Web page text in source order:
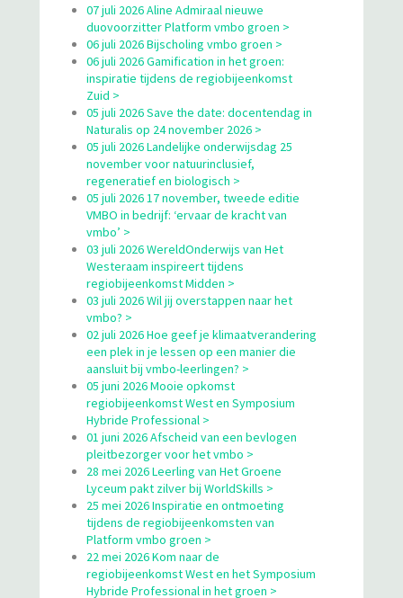
07 juli 2026 Aline Admiraal nieuwe
duovoorzitter Platform vmbo groen >
06 juli 2026 Bijscholing vmbo groen >
06 juli 2026 Gamification in het groen:
inspiratie tijdens de regiobijeenkomst
Zuid >
05 juli 2026 Save the date: docentendag in
Naturalis op 24 november 2026 >
05 juli 2026 Landelijke onderwijsdag 25
november voor natuurinclusief,
regeneratief en biologisch >
05 juli 2026 17 november, tweede editie
VMBO in bedrijf: ‘ervaar de kracht van
vmbo’ >
03 juli 2026 WereldOnderwijs van Het
Westeraam inspireert tijdens
regiobijeenkomst Midden >
03 juli 2026 Wil jij overstappen naar het
vmbo? >
02 juli 2026 Hoe geef je klimaatverandering
een plek in je lessen op een manier die
aansluit bij vmbo-leerlingen? >
05 juni 2026 Mooie opkomst
regiobijeenkomst West en Symposium
Hybride Professional >
01 juni 2026 Afscheid van een bevlogen
pleitbezorger voor het vmbo >
28 mei 2026 Leerling van Het Groene
Lyceum pakt zilver bij WorldSkills >
25 mei 2026 Inspiratie en ontmoeting
tijdens de regiobijeenkomsten van
Platform vmbo groen >
22 mei 2026 Kom naar de
regiobijeenkomst West en het Symposium
Hybride Professional in het groen >